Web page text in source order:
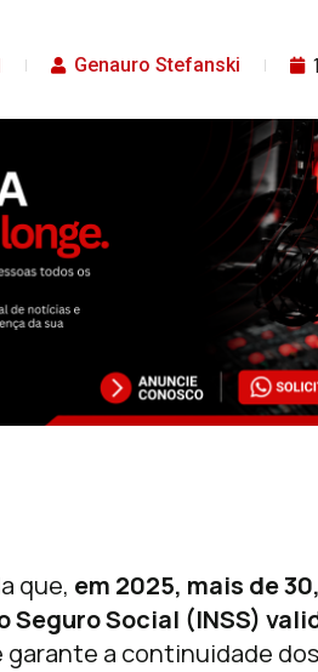
Genauro Stefanski
que, em 2025, mais de
Social (INSS)
a continuidade